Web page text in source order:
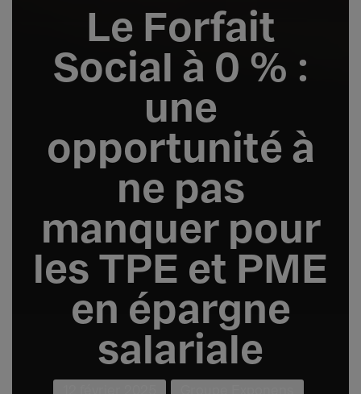
Le Forfait
Social à 0 % :
une
opportunité à
ne pas
manquer pour
les TPE et PME
en épargne
salariale